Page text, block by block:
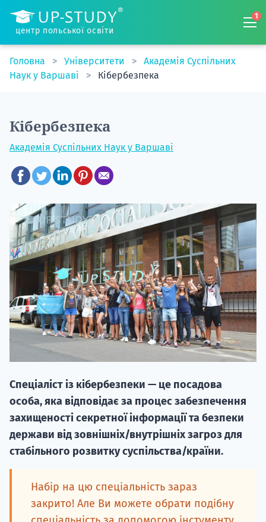
центр польської освіти
1
Головна Університети
Академія Суспільних
Наук у Варшаві
Кібербезпека
Кібербезпека
Академія Суспільних Наук у Варшаві
Спеціаліст із кібербезпеки — це посадова
особа, яка відповідає за процес забезпечення
захищеності секретної інформації та безпеки
держави від зовнішніх/внутрішніх загроз для
стабільного розвитку суспільства/країни.
Набір на цю спеціальність зараз
закрито! Але Ви можете обрати подібну
вступ на